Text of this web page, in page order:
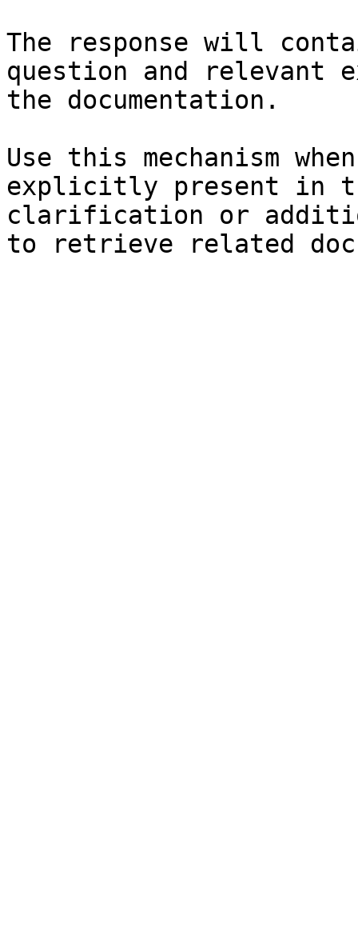
The response will
question and relevant
the documentation.
Use this mechanism
explicitly present in
clarification or